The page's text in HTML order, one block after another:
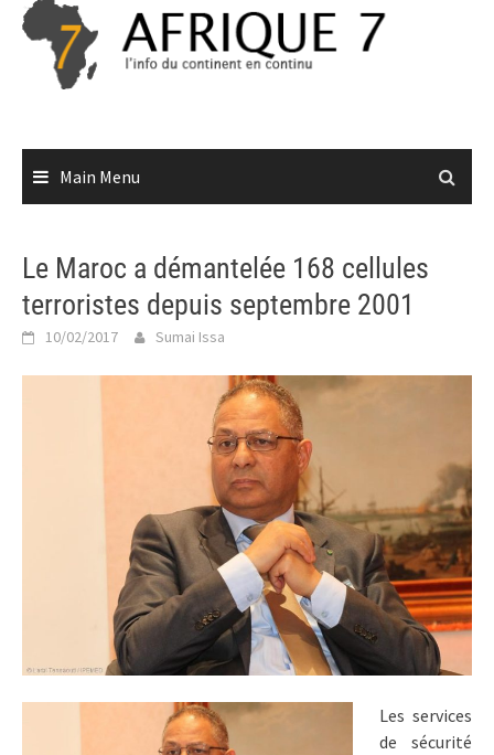
Skip
content
Main Menu
Le Maroc a démantelée 168 cellules
terroristes depuis septembre 2001
10/02/2017 Sumai Issa
Les services
de sécurité